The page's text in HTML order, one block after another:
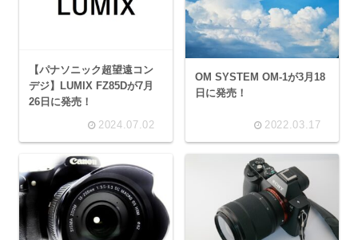
【パナソニック超望遠コン
デジ】LUMIX FZ85Dが7月
26日に発売！
2024.07.02
OM SYSTEM OM-1が3月18
日に発売！
2022.03.17